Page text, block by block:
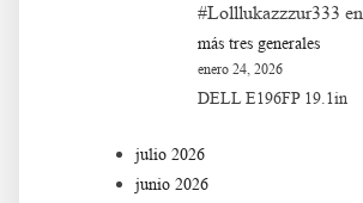
#Lolllukazzzur333 en
más tres generales
enero 24, 2026
DELL E196FP 19.1in
julio 2026
junio 2026